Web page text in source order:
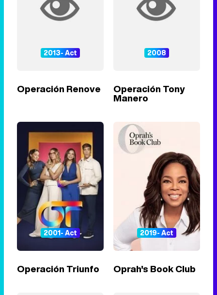
2013- Act
Operación Renove
2008
Operación Tony
Manero
2001- Act
Operación Triunfo
2019- Act
Oprah's Book Club